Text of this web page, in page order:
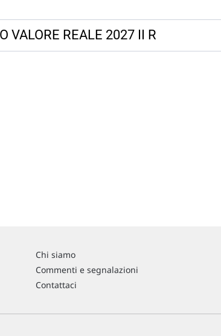
VALORE REALE 2027 II R
Chi siamo
Commenti e segnalazioni
Contattaci